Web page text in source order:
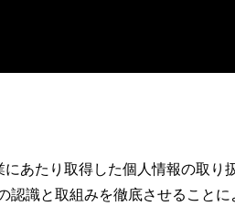
あたり取得した個人情報の取
識と取組みを徹底させること